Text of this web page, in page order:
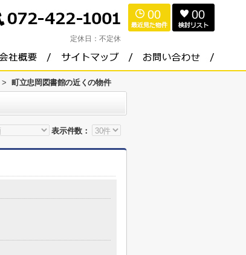
定休日： 不定休
00 00
> 町立忠岡図書館の近くの物件
表示件数：